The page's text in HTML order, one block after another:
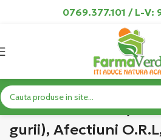
0769.377.101 / L-V:
Remedii Halena
gurii), Afectiuni